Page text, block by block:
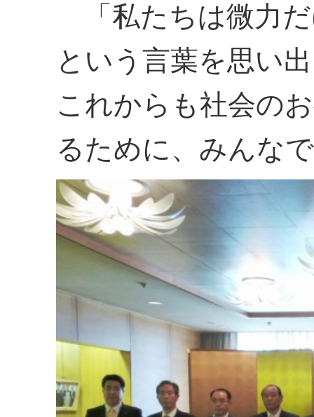
「私たちは微力
という言葉を思い
これからも社会の
るために、みんな